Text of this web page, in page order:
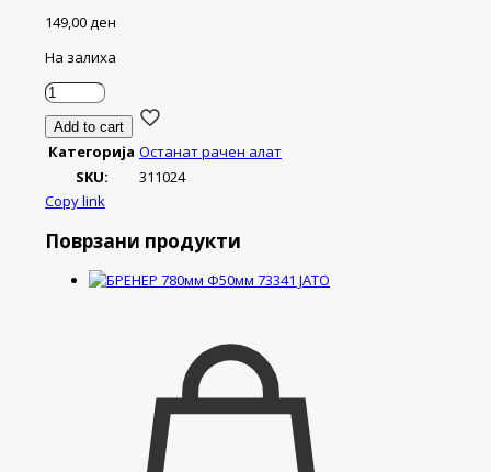
149,00ден
На залиха
КРПА
РЕЗЕРВНА
ЗА
ЈМ3047
количина
Add to cart
Категорија Останат рачен алат
SKU:
311024
Copy link
Поврзани продукти